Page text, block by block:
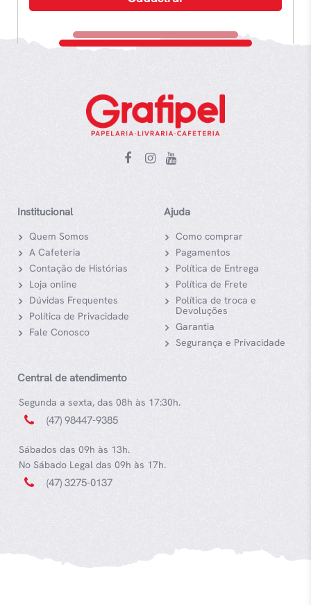
Institucional
Quem Somos
A Cafeteria
Contação de Histórias
Loja online
Dúvidas Frequentes
Política de Privacidade
Fale Conosco
Ajuda
Como comprar
Pagamentos
Política de Entrega
Política de Frete
Política de troca e
Devoluções
Garantia
Segurança e Privacidade
Central de atendimento
Segunda a sexta, das 08h às 17:30h.
(47) 98447-9385
Sábados das 09h às 13h.
No Sábado Legal das 09h às 17h.
(47) 3275-0137